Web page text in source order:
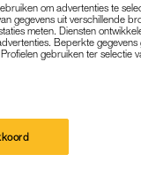
om advertenties te
gegevens uit verschillende
meten. Diensten
Beperkte
gebruiken ter selectie